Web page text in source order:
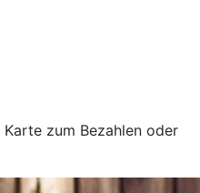
zum Bezahlen oder